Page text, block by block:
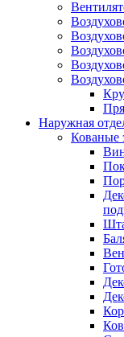
Наружная
Кованые